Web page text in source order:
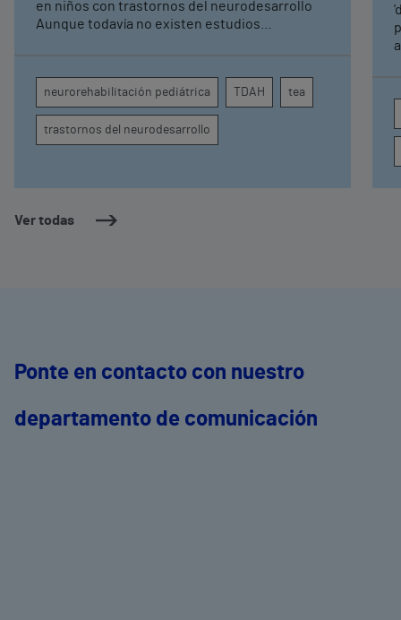
Ver todas
pediátrica de Vithas
en niños con trastornos del neurodesarrollo
Aunque todavía no existen estudios
atención, la regulación emocional y la
conducta
neurorehabilitación pediátrica TDAH tea
trastornos del neurodesarrollo
Ponte en contacto con nuestro
departamento de comunicación